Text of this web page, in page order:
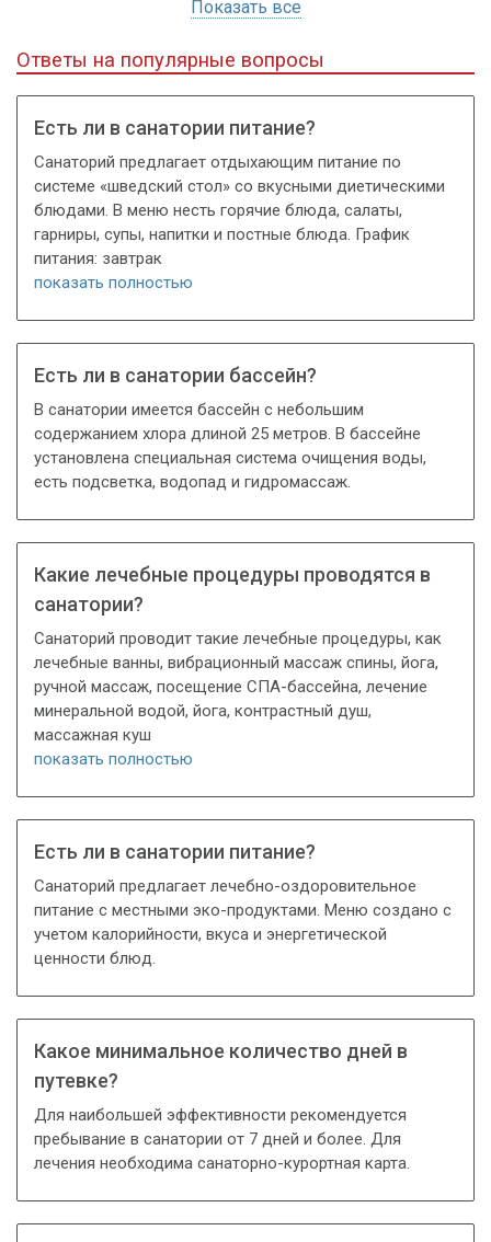
Показать все
Ответы на популярные вопросы
Есть ли в санатории питание?
Санаторий предлагает отдыхающим питание по
системе «шведский стол» со вкусными диетическими
блюдами. В меню несть горячие блюда, салаты,
гарниры, супы, напитки и постные блюда. График
питания: завтрак
показать полностью
Есть ли в санатории бассейн?
В санатории имеется бассейн с небольшим
содержанием хлора длиной 25 метров. В бассейне
установлена специальная система очищения воды,
есть подсветка, водопад и гидромассаж.
Какие лечебные процедуры проводятся в
санатории?
Санаторий проводит такие лечебные процедуры, как
лечебные ванны, вибрационный массаж спины, йога,
ручной массаж, посещение СПА-бассейна, лечение
минеральной водой, йога, контрастный душ,
массажная куш
показать полностью
Есть ли в санатории питание?
Санаторий предлагает лечебно-оздоровительное
питание с местными эко-продуктами. Меню создано с
учетом калорийности, вкуса и энергетической
ценности блюд.
Какое минимальное количество дней в
путевке?
Для наибольшей эффективности рекомендуется
пребывание в санатории от 7 дней и более. Для
лечения необходима санаторно-курортная карта.